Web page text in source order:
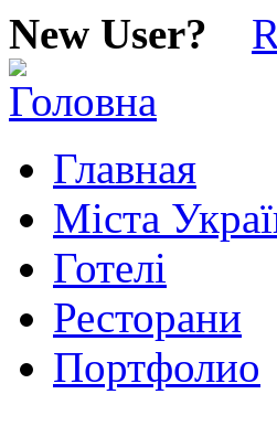
New User?
Главная
Міста
Готелі
Ресторани
Портфолио